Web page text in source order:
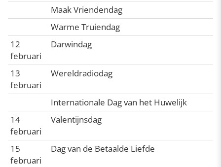
Maak Vriendendag
Warme Truiendag
12
februari
Darwindag
13
februari
Wereldradiodag
Internationale Dag van het Huwelijk
14
februari
Valentijnsdag
15
februari
Dag van de Betaalde Liefde